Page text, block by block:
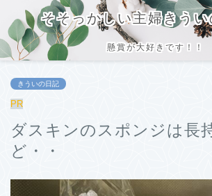
そそっかしい主婦きう
懸賞が大好きです！！
きういの日記
PR
ダスキンのスポンジは長
ど・・